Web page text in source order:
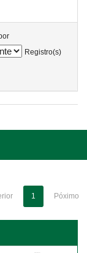
Registro(s)
1 Póximo